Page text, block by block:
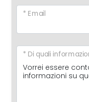
* Email
* Di quali